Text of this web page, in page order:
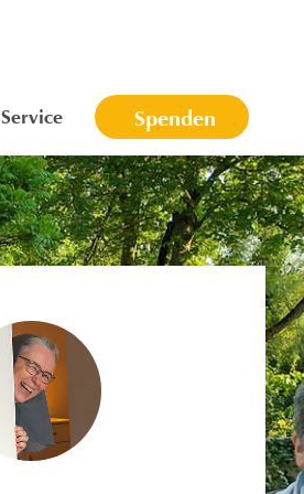
Service Spenden